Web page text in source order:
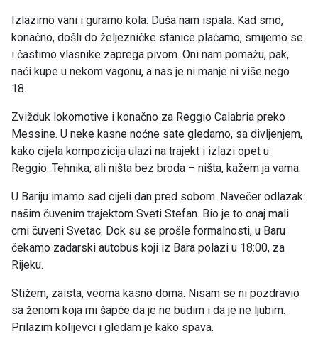
Izlazimo vani i guramo kola. Duša nam ispala. Kad smo,
konačno, došli do željezničke stanice plaćamo, smijemo se
i častimo vlasnike zaprega pivom. Oni nam pomažu, pak,
naći kupe u nekom vagonu, a nas je ni manje ni više nego
18.
Zvižduk lokomotive i konačno za Reggio Calabria preko
Messine. U neke kasne noćne sate gledamo, sa divljenjem,
kako cijela kompozicija ulazi na trajekt i izlazi opet u
Reggio. Tehnika, ali ništa bez broda – ništa, kažem ja vama.
U Bariju imamo sad cijeli dan pred sobom. Navečer odlazak
našim čuvenim trajektom Sveti Stefan. Bio je to onaj mali
crni čuveni Svetac. Dok su se prošle formalnosti, u Baru
čekamo zadarski autobus koji iz Bara polazi u 18:00, za
Rijeku.
Stižem, zaista, veoma kasno doma. Nisam se ni pozdravio
sa ženom koja mi šapće da je ne budim i da je ne ljubim.
Prilazim kolijevci i gledam je kako spava.